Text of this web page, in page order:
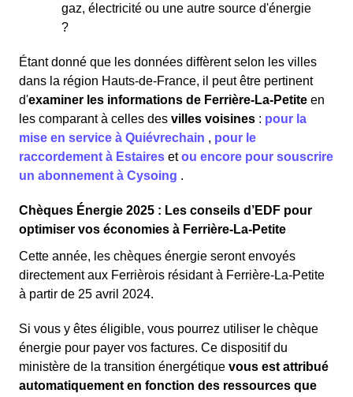
gaz, électricité ou une autre source d'énergie
?
Étant donné que les données diffèrent selon les villes
dans la région Hauts-de-France, il peut être pertinent
d'examiner les informations de Ferrière-La-Petite en
les comparant à celles des villes voisines : pour la
mise en service à Quiévrechain , pour le
raccordement à Estaires etou encore pour souscrire
un abonnement à Cysoing .
Chèques Énergie 2025 : Les conseils d’EDF pour
optimiser vos économies à Ferrière-La-Petite
Cette année, les chèques énergie seront envoyés
directement aux Ferrièrois résidant à Ferrière-La-Petite
à partir de 25 avril 2024.
Si vous y êtes éligible, vous pourrez utiliser le chèque
énergie pour payer vos factures. Ce dispositif du
ministère de la transition énergétique vous est attribué
automatiquement en fonction des ressources que